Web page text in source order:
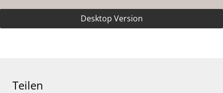
Desktop Version
Teilen